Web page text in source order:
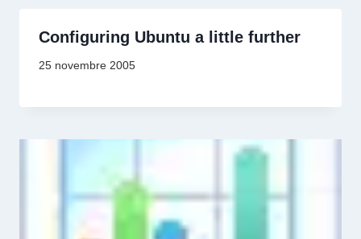
Configuring Ubuntu a little further
25 novembre 2005